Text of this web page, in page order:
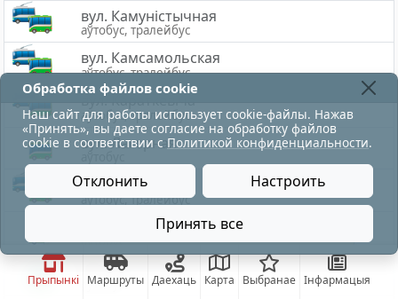
Прыпынкі Маршруты Даехаць Карта Выбранае Інфармацыя
вул. Камуністычная
аўтобус, тралейбус
вул. Камсамольская
аўтобус, тралейбус
вул. Караткевіча
аўтобус, тралейбус
вул. Лагерная
вул. Лазо
аўтобус, тралейбус
вул. Лявонава
аўтобус
вул. Ліозненская
аўтобус
движение по троллейбусу восстановлено.
Обработка файлов cookie
Наш сайт для работы использует cookie-файлы. Нажав
«Принять», вы даете согласие на обработку файлов
cookie в соответствии с Политикой конфиденциальности.
Отклонить Настроить
Принять все